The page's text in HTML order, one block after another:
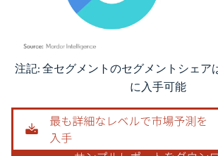
画像 © Mordor Intelligence。再利用にはCC BY 4.0の
注記: 全セグメントのセグメントシェア
に入手可能